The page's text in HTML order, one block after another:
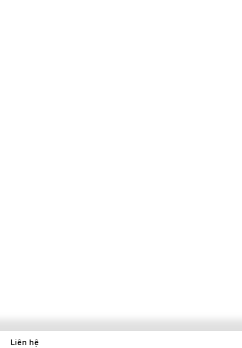
Liên hệ